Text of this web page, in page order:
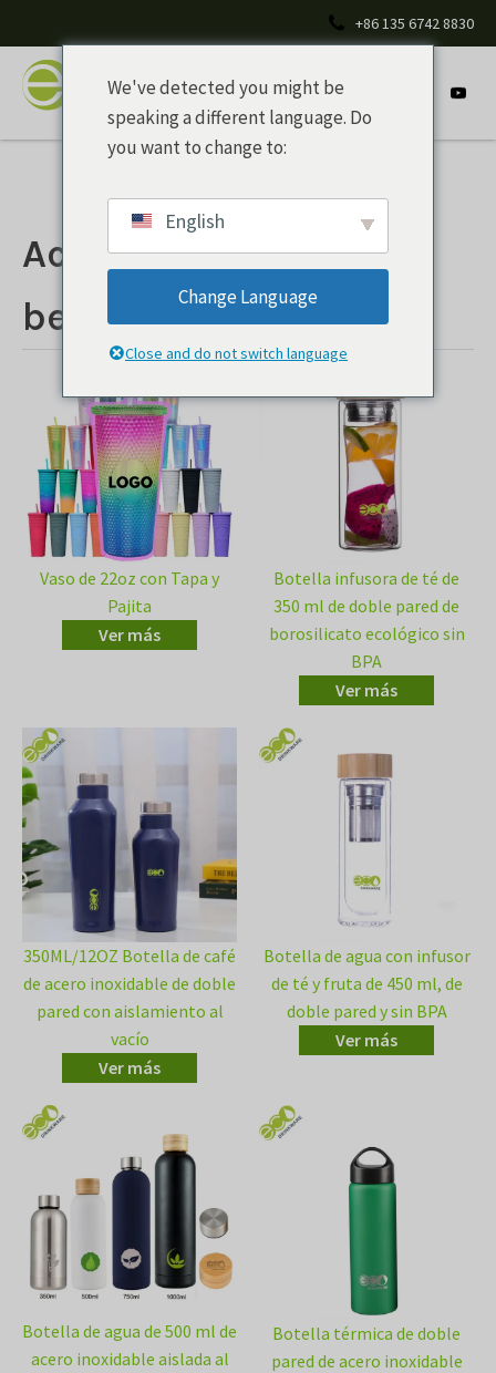
+86 135 6742 8830
Accesorios para
bebidas
Vaso de 22oz con Tapa y
Pajita
Ver más
Botella infusora de té de
350 ml de doble pared de
borosilicato ecológico sin
BPA
Ver más
350ML/12OZ Botella de café
de acero inoxidable de doble
pared con aislamiento al
vacío
Ver más
Botella de agua con infusor
de té y fruta de 450 ml, de
doble pared y sin BPA
Ver más
Botella de agua de 500 ml de
acero inoxidable aislada al
Botella térmica de doble
pared de acero inoxidable
We've detected you might be
speaking a different language. Do
you want to change to:
English
Change Language
Close and do not switch language